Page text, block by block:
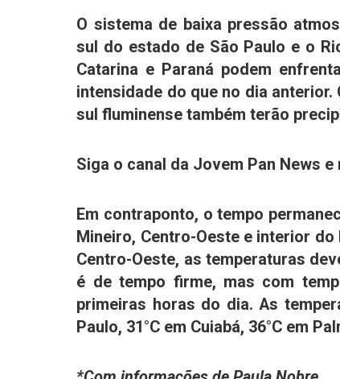
O sistema de baixa pressão
sul do estado de São Paulo e o
Catarina e Paraná podem
intensidade do que no dia
sul fluminense também terão
Siga o canal da Jovem Pan News
Em contraponto, o tempo
Mineiro, Centro-Oeste e interior
Centro-Oeste, as temperaturas
é de tempo firme, mas com
primeiras horas do dia. As
Paulo, 31°C em Cuiabá, 36°C em